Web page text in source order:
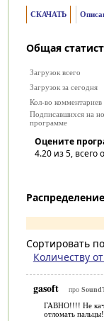
СКАЧАТЬ
Общая
Загрузок всего
Загрузок за сегодня
Кол-во комментариев
Подписавшихся на
программе
Оцените
4.20из 5, всего
Сортировать
Количеству
gasoft про
ГАВНО!!!! Не
отломать пальцы!